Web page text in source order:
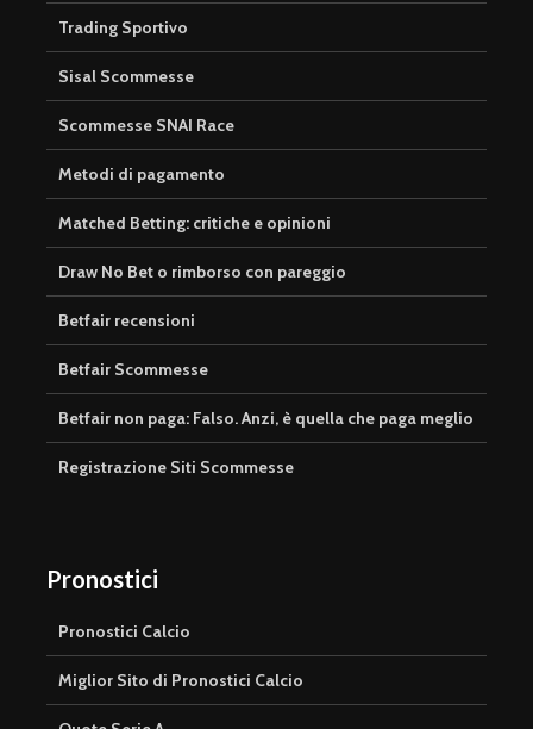
Trading Sportivo
Sisal Scommesse
Scommesse SNAI Race
Metodi di pagamento
Matched Betting: critiche e opinioni
Draw No Bet o rimborso con pareggio
Betfair recensioni
Betfair Scommesse
Betfair non paga: Falso. Anzi, è quella che paga meglio
Registrazione Siti Scommesse
Pronostici
Pronostici Calcio
Miglior Sito di Pronostici Calcio